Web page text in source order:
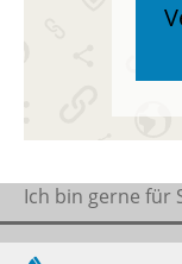
Ich bin gerne für